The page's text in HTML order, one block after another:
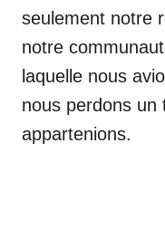
seulement notre
notre
laquelle nous
nous perdons un
appartenions.